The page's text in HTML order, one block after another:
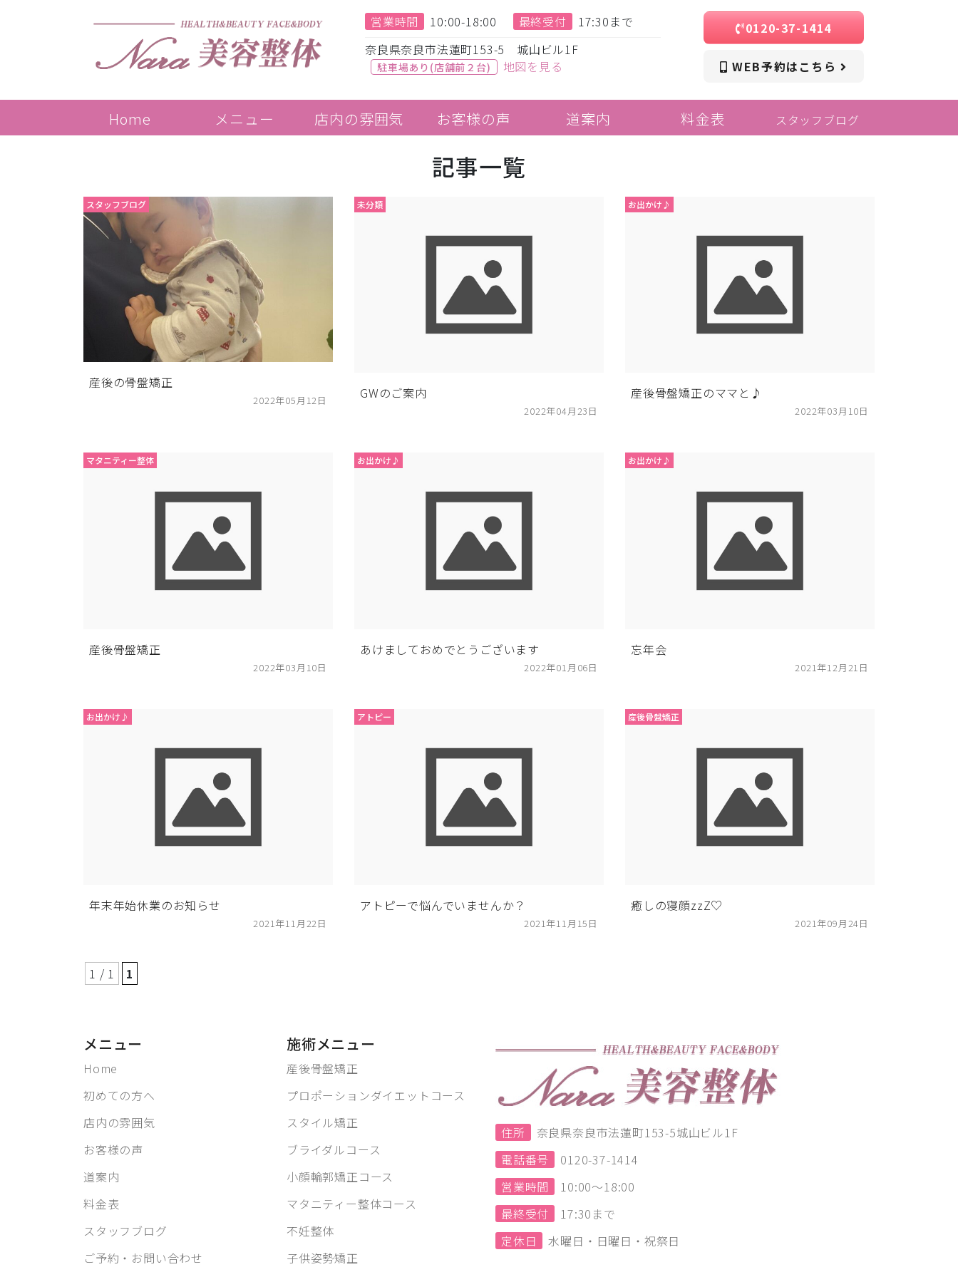
営業時間 10:00-18:00 最終受付
17:30まで
奈良県奈良市法蓮町153-5 城山ビル1F
駐車場あり(店舗前２台) 地図を見る
0120-37-1414
WEB予約はこちら
Home メニュー 店内の雰囲気 お客様の声 道案内 料金表 スタッフブログ
記事一覧
スタッフブログ
産後の骨盤矯正
2022年05月12日
未分類
GWのご案内
2022年04月23日
お出かけ♪
産後骨盤矯正のママと♪
2022年03月10日
マタニティー整体
産後骨盤矯正
2022年03月10日
お出かけ♪
あけましておめでとうございます
2022年01月06日
お出かけ♪
忘年会
2021年12月21日
お出かけ♪
年末年始休業のお知らせ
2021年11月22日
アトピー
アトピーで悩んでいませんか？
2021年11月15日
産後骨盤矯正
癒しの寝顔zzZ♡
2021年09月24日
1 / 1 1
メニュー
Home
初めての方へ
店内の雰囲気
お客様の声
道案内
料金表
スタッフブログ
ご予約・お問い合わせ
施術メニュー
産後骨盤矯正
プロポーションダイエットコース
スタイル矯正
ブライダルコース
小顔輪郭矯正コース
マタニティー整体コース
不妊整体
子供姿勢矯正
住所
奈良県奈良市法蓮町153-5城山ビル1F
電話番号
0120-37-1414
営業時間
10:00～18:00
最終受付
17:30まで
定休日
水曜日・日曜日・祝祭日